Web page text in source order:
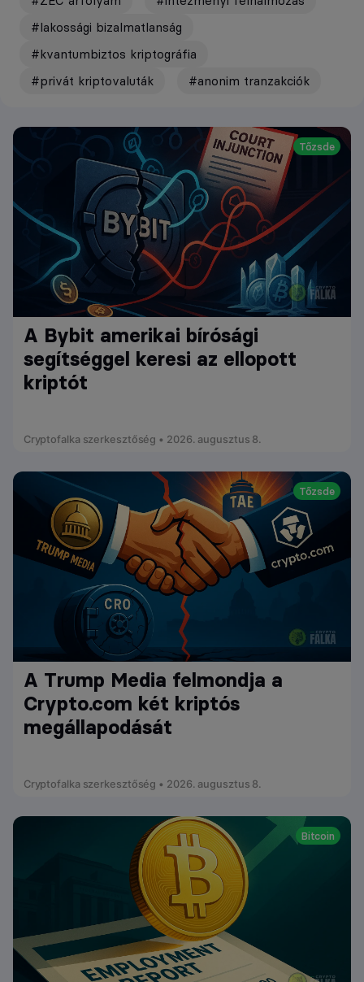
#lakossági bizalmatlanság
#kvantumbiztos kriptográfia
#privát kriptovaluták
#anonim tranzakciók
Tőzsde
A Bybit amerikai bírósági
segítséggel keresi az ellopott
kriptót
Cryptofalka szerkesztőség • 2026. augusztus 8.
Tőzsde
A Trump Media felmondja a
Crypto.com két kriptós
megállapodását
Cryptofalka szerkesztőség • 2026. augusztus 8.
Bitcoin